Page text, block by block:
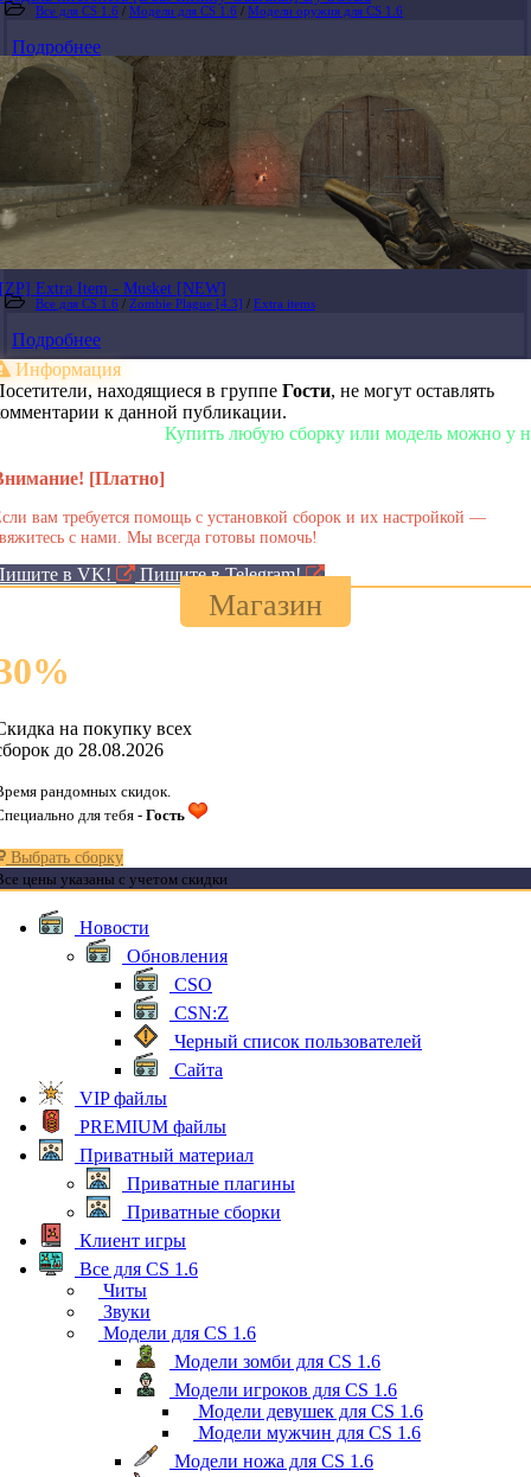
Все для CS 1.6 / Модели для CS 1.6 / Модели оружия для CS 1.6
Подробнее
[ZP] Extra Item - Musket [NEW]
Все для CS 1.6 / Zombie Plague [4.3] / Extra items
Подробнее
Информация
находящиеся в группе Гости, не могут оставлять
к данной публикации.
Купить любую сборку или модель можно у нас в
[Платно]
вам требуется помощь с установкой сборок и их настройкой —
с нами. Мы всегда готовы помочь!
в VK! Пишите в Telegram!
Магазин
%
на покупку всех
до 28.08.2026
рандомных скидок.
для тебя - Гость
Выбрать сборку
цены указаны с учетом скидки
Новости
Обновления
CSO
CSN:Z
Черный список пользователей
Сайта
VIP файлы
PREMIUM файлы
Приватный материал
Приватные плагины
Приватные сборки
Клиент игры
Все для CS 1.6
Читы
Звуки
Модели для CS 1.6
Модели зомби для CS 1.6
Модели игроков для CS 1.6
Модели девушек для CS 1.6
Модели мужчин для CS 1.6
Модели ножа для CS 1.6